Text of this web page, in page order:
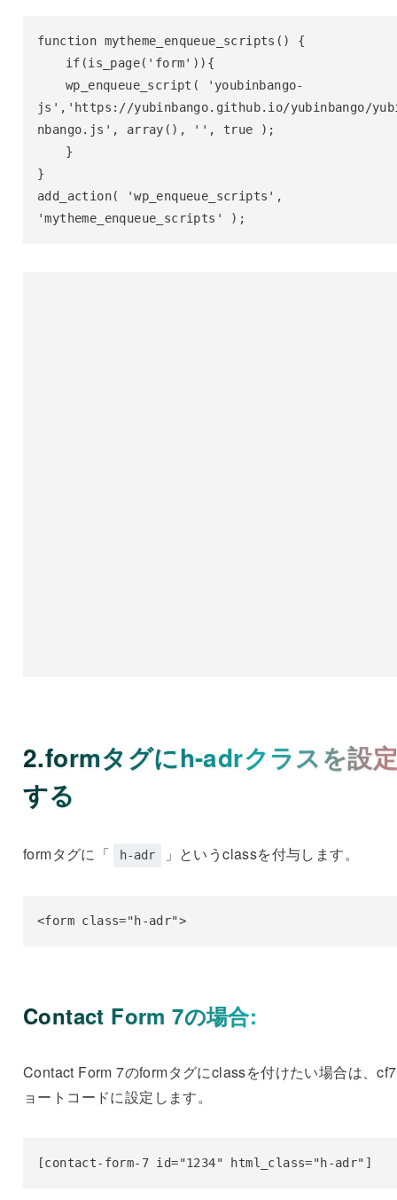
function mytheme_enqueue_scripts() {
js','https://yubinbango.github.io/yubinbango/
nbango.js', array(), '', true );
}
add_action( 'wp_enqueue_scripts',
'mytheme_enqueue_scripts' );
2.formタグにh-adrクラスを設定
する
formタグに「 h-adr 」というclassを付与します。
<form class="h-adr">
Contact Form 7の場合:
Contact Form 7のformタグにclassを付けたい場合は、
ョートコードに設定します。
[contact-form-7 id="1234" html_class="h-adr"]